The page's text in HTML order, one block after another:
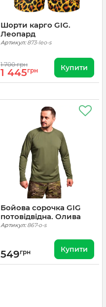
Шорти карго GIG.
Леопард
Артикул:873-leo-s
1 700 грн
1 445грн Купити
Бойова сорочка GIG
потовідвідна. Олива
Артикул:867-o-s
549грн Купити